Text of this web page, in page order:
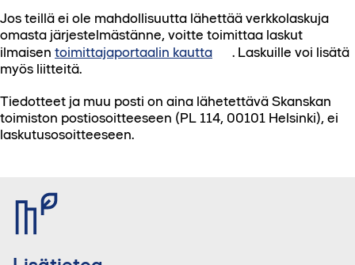
Jos teillä ei ole mahdollisuutta lähettää verkkolaskuja
omasta järjestelmästänne, voitte toimittaa laskut
ilmaisen toimittajaportaalin kautta
. Laskuille voi lisätä
myös liitteitä.
Tiedotteet ja muu posti on aina lähetettävä Skanskan
toimiston postiosoitteeseen (PL 114, 00101 Helsinki), ei
laskutusosoitteeseen.